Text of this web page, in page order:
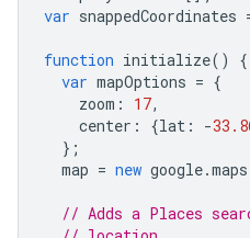
{ "latitude":
},
{
"location"
"placeId":
{
{ "latitude": -
var snappedCoordinates
function initialize()
{
var mapOptions = {
zoom : 17,
center : {lat : -
};
map = new google.maps
// Adds a Places